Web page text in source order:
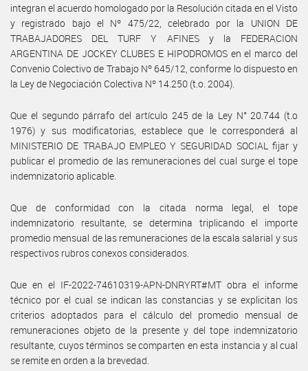
integran el acuerdo homologado por la Resolución citada en el Visto
y registrado bajo el Nº 475/22, celebrado por la UNION DE
TRABAJADORES DEL TURF Y AFINES y la FEDERACION
ARGENTINA DE JOCKEY CLUBES E HIPODROMOS en el marco del
Convenio Colectivo de Trabajo Nº 645/12, conforme lo dispuesto en
la Ley de Negociación Colectiva Nº 14.250 (t.o. 2004).
Que el segundo párrafo del artículo 245 de la Ley N° 20.744 (t.o
1976) y sus modificatorias, establece que le corresponderá al
MINISTERIO DE TRABAJO EMPLEO Y SEGURIDAD SOCIAL fijar y
publicar el promedio de las remuneraciones del cual surge el tope
indemnizatorio aplicable.
Que de conformidad con la citada norma legal, el tope
indemnizatorio resultante, se determina triplicando el importe
promedio mensual de las remuneraciones de la escala salarial y sus
respectivos rubros conexos considerados.
Que en el IF-2022-74610319-APN-DNRYRT#MT obra el informe
técnico por el cual se indican las constancias y se explicitan los
criterios adoptados para el cálculo del promedio mensual de
remuneraciones objeto de la presente y del tope indemnizatorio
resultante, cuyos términos se comparten en esta instancia y al cual
se remite en orden a la brevedad.